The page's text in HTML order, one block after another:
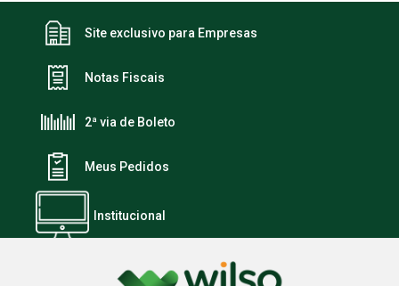
Site exclusivo para Empresas
Notas Fiscais
2ª via de Boleto
Meus Pedidos
Institucional